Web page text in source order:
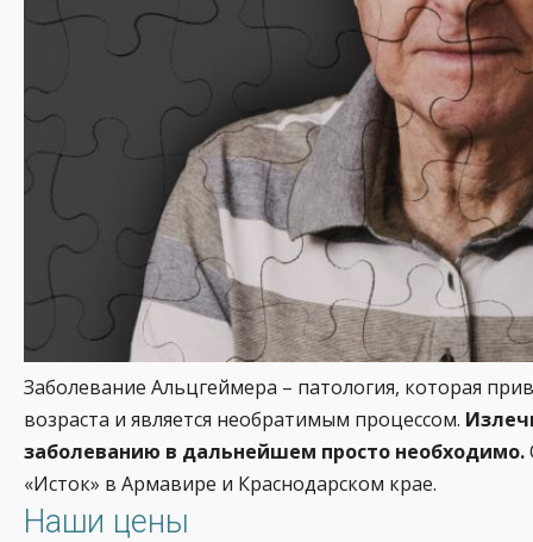
Заболевание Альцгеймера – патология, которая
возраста и является необратимым процессом.
заболеванию в дальнейшем просто необходимо.
«Исток» в Армавире и Краснодарском крае.
Наши цены